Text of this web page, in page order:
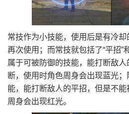
常技作为小技能，使用后是有冷
再次使用；而常技就包括了“平招”
属于可被防御的技能，能打断敌
断，使用时角色周身会出现蓝光
能，能打断敌人的平招，但是不
周身会出现红光。